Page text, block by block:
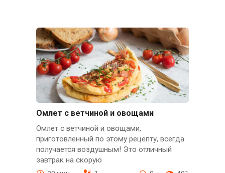
Омлет с ветчиной и овощами
Омлет с ветчиной и овощами,
приготовленный по этому рецепту, всегда
получается воздушным! Это отличный
завтрак на скорую